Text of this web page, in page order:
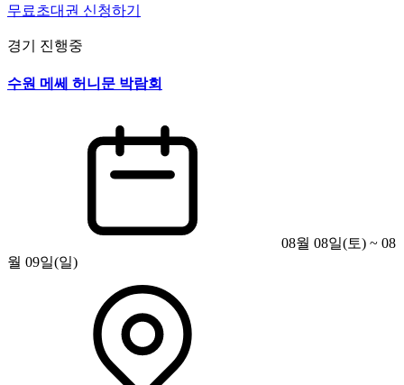
무료초대권 신청하기
경기 진행중
수원 메쎄 허니문 박람회
08월 08일(토) ~ 08
월 09일(일)